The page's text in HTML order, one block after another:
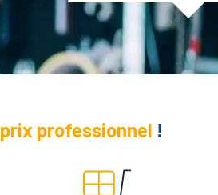
prix professionnel !